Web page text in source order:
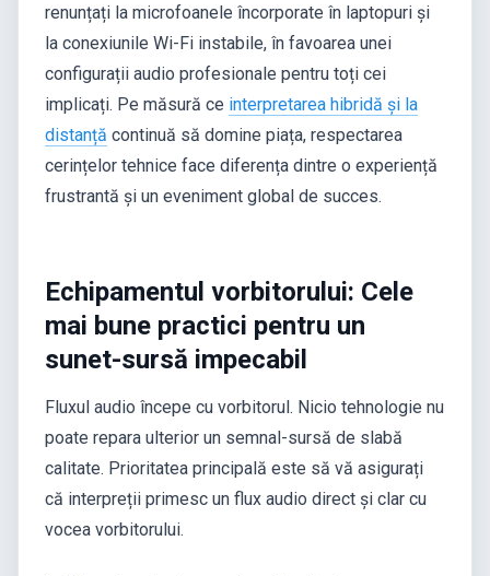
renunțați la microfoanele încorporate în laptopuri și
la conexiunile Wi-Fi instabile, în favoarea unei
configurații audio profesionale pentru toți cei
implicați. Pe măsură ce interpretarea hibridă și la
distanță continuă să domine piața, respectarea
cerințelor tehnice face diferența dintre o experiență
frustrantă și un eveniment global de succes.
Echipamentul vorbitorului: Cele
mai bune practici pentru un
sunet-sursă impecabil
Fluxul audio începe cu vorbitorul. Nicio tehnologie nu
poate repara ulterior un semnal-sursă de slabă
calitate. Prioritatea principală este să vă asigurați
că interpreții primesc un flux audio direct și clar cu
vocea vorbitorului.